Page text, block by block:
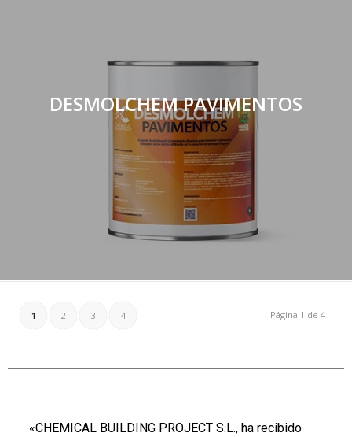
DESMOLCHEM PAVIMENTOS
Página 1 de 4
1 2 3 4
«CHEMICAL BUILDING PROJECT S.L., ha recibido